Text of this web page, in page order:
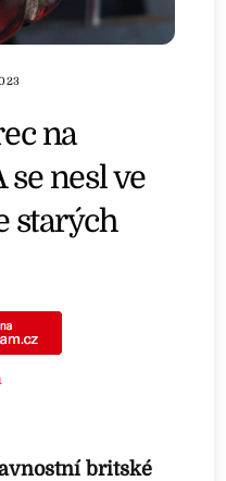
na
se nesl ve
starých
britské